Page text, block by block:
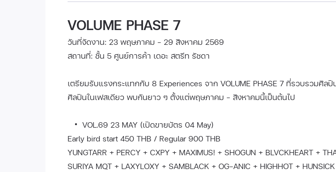
VOLUME PHASE 7
วันที่จัดงาน: 23 พฤษภาคม - 29 สิงหาคม 2569
สถานที่: ชั้น 5 ศูนย์การค้า เดอะ สตรีท รัชดา
เตรียมรับแรงกระแทกกับ 8 Experiences จาก VOLUME PHASE 7 ที่รวบรวมศิล
ศิลปินในเฟสเดียว พบกันยาว ๆ ตั้งแต่พฤษภาคม - สิงหาคมนี้เป็นต้นไป
VOL.69 23 MAY (เปิดขายบัตร 04 May)
Early bird start 450 THB / Regular 900 THB
YUNGTARR + PERCY + CXPY + MAXIMUS! + SHOGUN + BLVCKHEART +
SURIYA MQT + LAXYLOXY + SAMBLACK + OG-ANIC + HIGHHOT + HUNSICK